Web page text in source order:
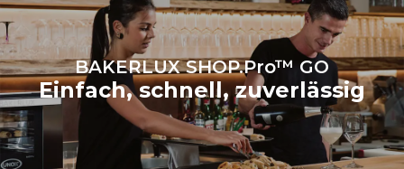
BAKERLUX SHOP.Pro™ GO
Einfach, schnell, zuverlässig